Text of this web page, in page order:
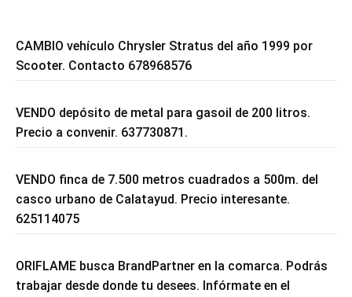
CAMBIO vehículo Chrysler Stratus del año 1999 por
Scooter. Contacto 678968576
VENDO depósito de metal para gasoil de 200 litros.
Precio a convenir. 637730871.
VENDO finca de 7.500 metros cuadrados a 500m. del
casco urbano de Calatayud. Precio interesante.
625114075
ORIFLAME busca BrandPartner en la comarca. Podrás
trabajar desde donde tu desees. Infórmate en el